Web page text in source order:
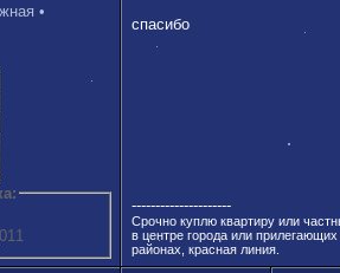
•
спасибо
---------------------
Срочно куплю квартиру или
в центре города или прилегающих
районах, красная линия.